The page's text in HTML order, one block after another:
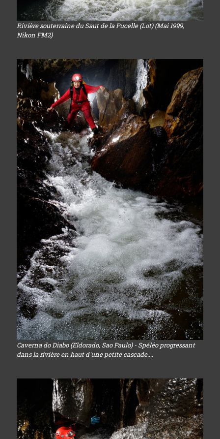
Rivière souterraine du Saut de la Pucelle (Lot) (Mai 1999,
Nikon FM2)
Caverna do Diabo (Eldorado, Sao Paulo) - Spéléo progressant
dans la rivière en haut d'une petite cascade....